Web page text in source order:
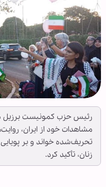
رئیس حزب کمونیست برزیل
مشاهدات خود از ایران،
تحریف‌شده خواند و بر
زنان، تأکید کرد.